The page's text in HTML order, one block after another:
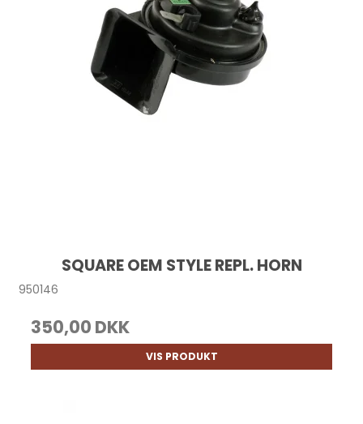
SQUARE OEM STYLE REPL. HORN
950146
350,00 DKK
VIS PRODUKT